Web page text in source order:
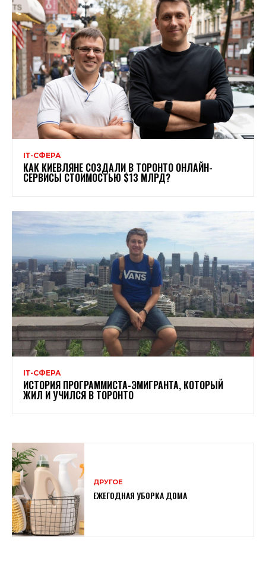
ІТ-СФЕРА
КАК КИЕВЛЯНЕ СОЗДАЛИ В ТОРОНТО ОНЛАЙН-
СЕРВИСЫ СТОИМОСТЬЮ $13 МЛРД?
ІТ-СФЕРА
ИСТОРИЯ ПРОГРАММИСТА-ЭМИГРАНТА, КОТОРЫЙ
ЖИЛ И УЧИЛСЯ В ТОРОНТО
ДРУГОЕ
ЕЖЕГОДНАЯ УБОРКА ДОМА